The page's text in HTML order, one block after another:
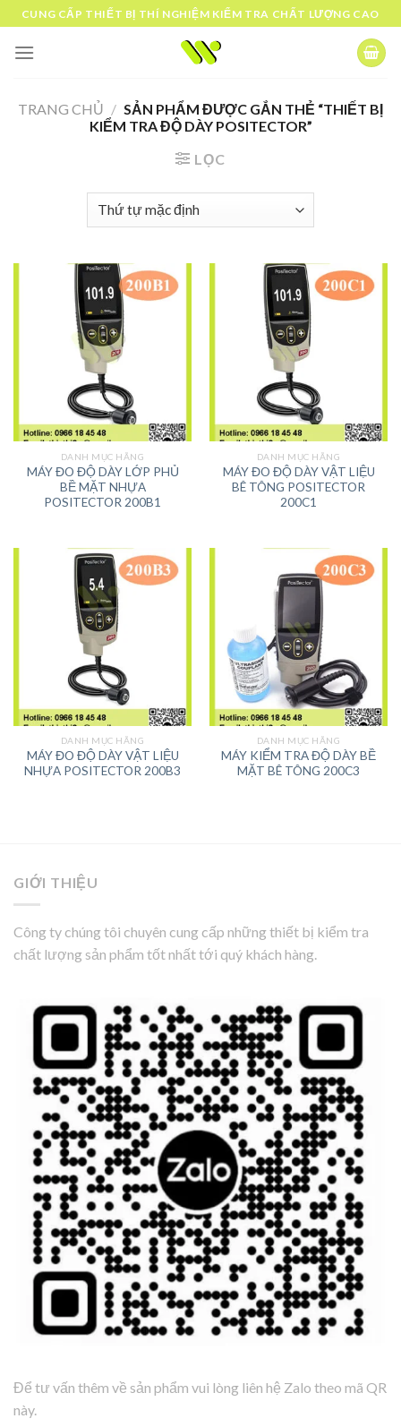
Skip
to
content
CUNG CẤP THIẾT BỊ THÍ NGHIỆM KIỂM TRA CHẤT LƯỢNG CAO
TRANG CHỦ / SẢN PHẨM ĐƯỢC GẮN THẺ “THIẾT BỊ
KIỂM TRA ĐỘ DÀY POSITECTOR”
LỌC
DANH MỤC HÃNG
MÁY ĐO ĐỘ DÀY LỚP PHỦ
BỀ MẶT NHỰA
POSITECTOR 200B1
DANH MỤC HÃNG
MÁY ĐO ĐỘ DÀY VẬT LIỆU
BÊ TÔNG POSITECTOR
200C1
DANH MỤC HÃNG
MÁY ĐO ĐỘ DÀY VẬT LIỆU
NHỰA POSITECTOR 200B3
DANH MỤC HÃNG
MÁY KIỂM TRA ĐỘ DÀY BỀ
MẶT BÊ TÔNG 200C3
GIỚI THIỆU
Công ty chúng tôi chuyên cung cấp những thiết bị kiểm tra
chất lượng sản phẩm tốt nhất tới quý khách hàng.
Để tư vấn thêm về sản phẩm vui lòng liên hệ Zalo theo mã QR
này.